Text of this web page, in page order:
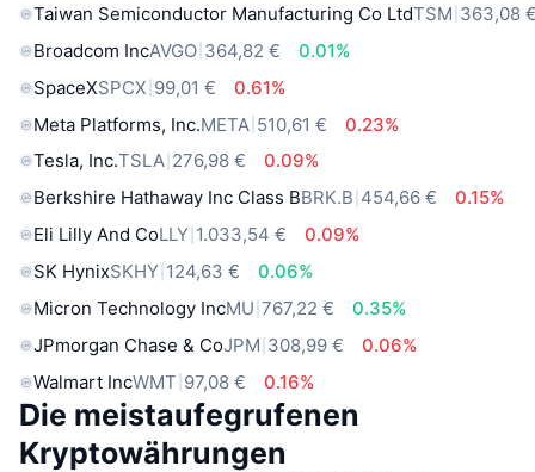
Taiwan Semiconductor Manufacturing Co LtdTSM 363,08
Broadcom IncAVGO 364,82 €
0.01%
SpaceXSPCX 99,01 €
0.61%
Meta Platforms, Inc.META 510,61 €
0.23%
Tesla, Inc.TSLA 276,98 €
0.09%
Berkshire Hathaway Inc Class BBRK.B 454,66 €
0.15%
Eli Lilly And CoLLY 1.033,54 €
0.09%
SK HynixSKHY 124,63 €
0.06%
Micron Technology IncMU 767,22 €
0.35%
JPmorgan Chase & CoJPM 308,99 €
0.06%
Walmart IncWMT 97,08 € 0.16%
Die meistaufegrufenen
Kryptowährungen